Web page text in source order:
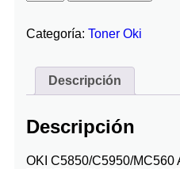
Categoría: Toner Oki
Descripción
Descripción
OKI C5850/C5950/MC560